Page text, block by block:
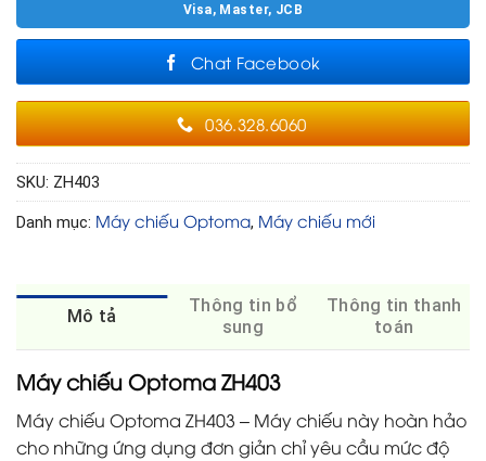
Visa, Master, JCB
Chat Facebook
036.328.6060
SKU: ZH403
Danh mục: Máy chiếu Optoma, Máy chiếu mới
Mô tả
Thông tin bổ
sung
Thông tin thanh
toán
Máy chiếu Optoma ZH403
Máy chiếu Optoma ZH403 – Máy chiếu này hoàn hảo
cho những ứng dụng đơn giản chỉ yêu cầu mức độ